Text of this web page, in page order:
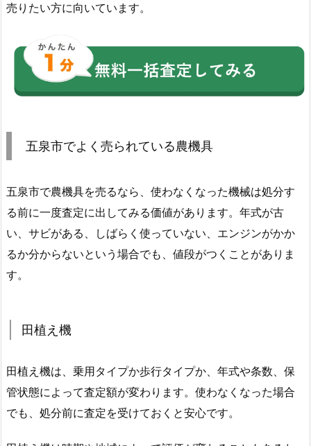
売りたい方に向いています。
五泉市でよく売られている農機具
五泉市で農機具を売るなら、使わなくなった機械は処分す
る前に一度査定に出してみる価値があります。年式が古
い、サビがある、しばらく使っていない、エンジンがかか
るか分からないという場合でも、値段がつくことがありま
す。
田植え機
田植え機は、乗用タイプか歩行タイプか、年式や条数、保
管状態によって査定額が変わります。使わなくなった場合
でも、処分前に査定を受けておくと安心です。